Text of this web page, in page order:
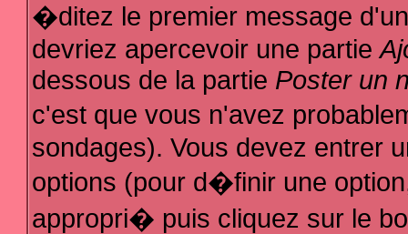
�ditez le premier message
devriez apercevoir une partie
dessous de la partie Poster un
c'est que vous n'avez
sondages). Vous devez entrer
options (pour d�finir une
appropri� puis cliquez sur le